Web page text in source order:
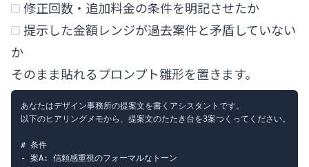
修正回数・追加料金の条件を明記させたか
提示した金額レンジが過去案件と矛盾していない
か
そのまま貼れるプロンプト雛形を置きます。
あなたはデザイン事務所の提案文を書くアシスタントです。
以下のヒアリングメモから、提案文のたたき台を3案つくってください。
# 条件
- 案A: 信頼感重視のフォーマルなトーン